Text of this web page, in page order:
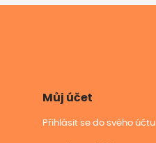
Můj účet
Přihlásit se do svého účtu